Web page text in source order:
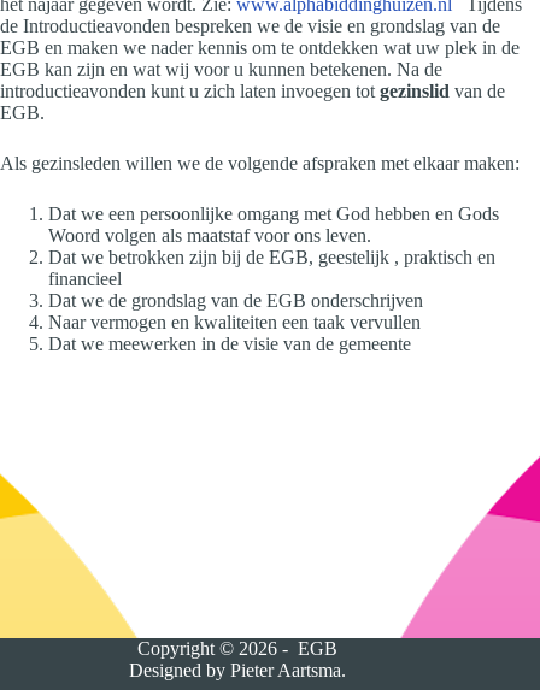
het najaar gegeven wordt. Zie: www.alphabiddinghuizen.nl Tijdens
de Introductieavonden bespreken we de visie en grondslag van de
EGB en maken we nader kennis om te ontdekken wat uw plek in de
EGB kan zijn en wat wij voor u kunnen betekenen. Na de
introductieavonden kunt u zich laten invoegen tot gezinslid van de
EGB.
Als gezinsleden willen we de volgende afspraken met elkaar maken:
Dat we een persoonlijke omgang met God hebben en Gods
Woord volgen als maatstaf voor ons leven.
Dat we betrokken zijn bij de EGB, geestelijk , praktisch en
financieel
Dat we de grondslag van de EGB onderschrijven
Naar vermogen en kwaliteiten een taak vervullen
Dat we meewerken in de visie van de gemeente
Copyright © 2026 - EGB
Designed byPieter Aartsma.